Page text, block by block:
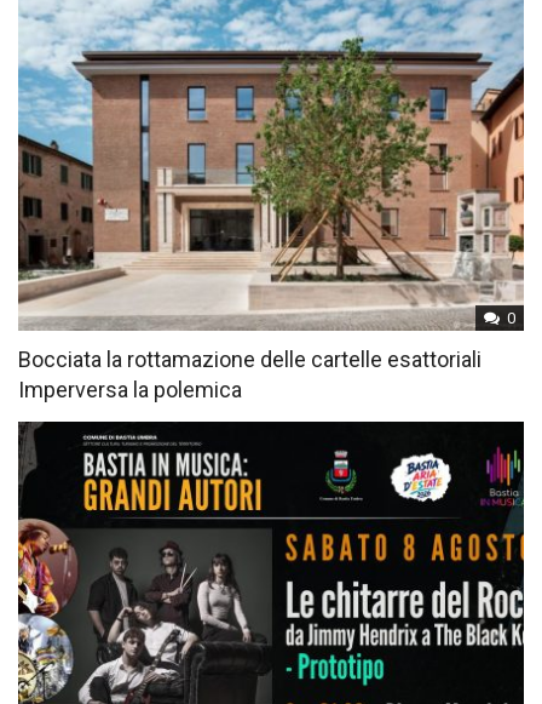
0
Bocciata la rottamazione delle cartelle esattoriali
Imperversa la polemica